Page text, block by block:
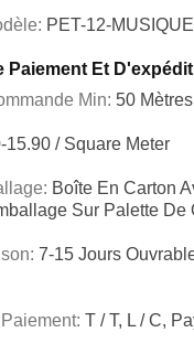
PET-12-
Paiement Et
Min: 50
15.90 / Square Meter
Boîte En Carton
Sur Palette De
7-15 Jours
T / T, L / C,